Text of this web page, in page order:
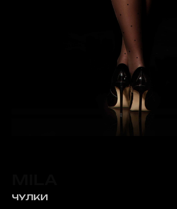
ЧУЛКИ